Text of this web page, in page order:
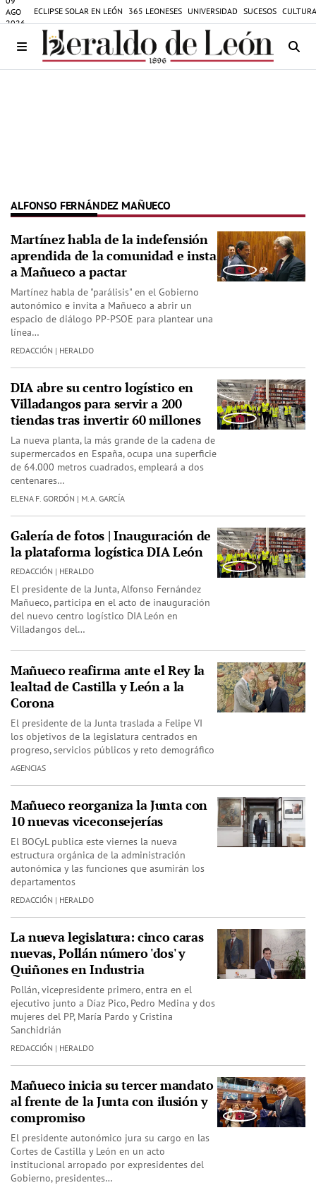
AGO
2026
ECLIPSE SOLAR EN LEÓN 365 LEONESES UNIVERSIDAD SUCESOS
ALFONSO FERNÁNDEZ MAÑUECO
Martínez habla de la indefensión
aprendida de la comunidad e insta
a Mañueco a pactar
Martínez habla de "parálisis" en el Gobierno
autonómico e invita a Mañueco a abrir un
espacio de diálogo PP-PSOE para plantear una
línea…
REDACCIÓN | HERALDO
DIA abre su centro logístico en
Villadangos para servir a 200
tiendas tras invertir 60 millones
La nueva planta, la más grande de la cadena de
supermercados en España, ocupa una superficie
de 64.000 metros cuadrados, empleará a dos
centenares…
ELENA F. GORDÓN | M. A. GARCÍA
Galería de fotos | Inauguración de
la plataforma logística DIA León
REDACCIÓN | HERALDO
El presidente de la Junta, Alfonso Fernández
Mañueco, participa en el acto de inauguración
del nuevo centro logístico DIA León en
Villadangos del…
Mañueco reafirma ante el Rey la
lealtad de Castilla y León a la
Corona
El presidente de la Junta traslada a Felipe VI
los objetivos de la legislatura centrados en
progreso, servicios públicos y reto demográfico
AGENCIAS
Mañueco reorganiza la Junta con
10 nuevas viceconsejerías
El BOCyL publica este viernes la nueva
estructura orgánica de la administración
autonómica y las funciones que asumirán los
departamentos
REDACCIÓN | HERALDO
La nueva legislatura: cinco caras
nuevas, Pollán número 'dos' y
Quiñones en Industria
Pollán, vicepresidente primero, entra en el
ejecutivo junto a Díaz Pico, Pedro Medina y dos
mujeres del PP, María Pardo y Cristina
Sanchidrián
REDACCIÓN | HERALDO
Mañueco inicia su tercer mandato
al frente de la Junta con ilusión y
compromiso
El presidente autonómico jura su cargo en las
Cortes de Castilla y León en un acto
institucional arropado por expresidentes del
Gobierno, presidentes…